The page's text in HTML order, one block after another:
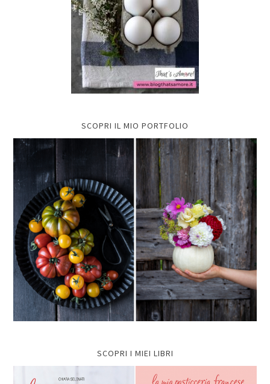
SCOPRI IL MIO PORTFOLIO
SCOPRI I MIEI LIBRI